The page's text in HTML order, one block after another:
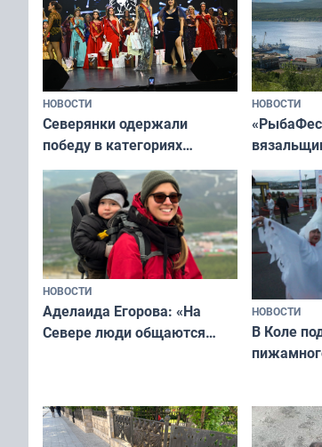
НОВОСТИ
Северянки одержали
победу в категориях
всероссийского конкурса
«Мисс и Миссис Великая
Русь»
НОВОСТИ
НОВОСТИ
Аделаида Егорова: «На
Севере люди общаются
НОВОСТИ
В Коле